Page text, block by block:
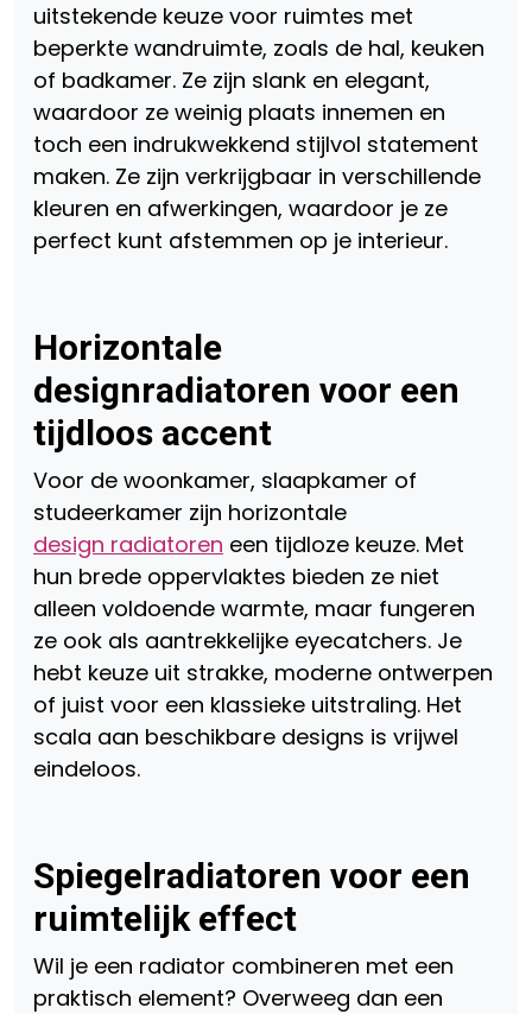
uitstekende keuze voor ruimtes met
beperkte wandruimte, zoals de hal, keuken
of badkamer. Ze zijn slank en elegant,
waardoor ze weinig plaats innemen en
toch een indrukwekkend stijlvol statement
maken. Ze zijn verkrijgbaar in verschillende
kleuren en afwerkingen, waardoor je ze
perfect kunt afstemmen op je interieur.
Horizontale
designradiatoren voor een
tijdloos accent
Voor de woonkamer, slaapkamer of
studeerkamer zijn horizontale
design radiatoren een tijdloze keuze. Met
hun brede oppervlaktes bieden ze niet
alleen voldoende warmte, maar fungeren
ze ook als aantrekkelijke eyecatchers. Je
hebt keuze uit strakke, moderne ontwerpen
of juist voor een klassieke uitstraling. Het
scala aan beschikbare designs is vrijwel
eindeloos.
Spiegelradiatoren voor een
ruimtelijk effect
Wil je een radiator combineren met een
praktisch element? Overweeg dan een